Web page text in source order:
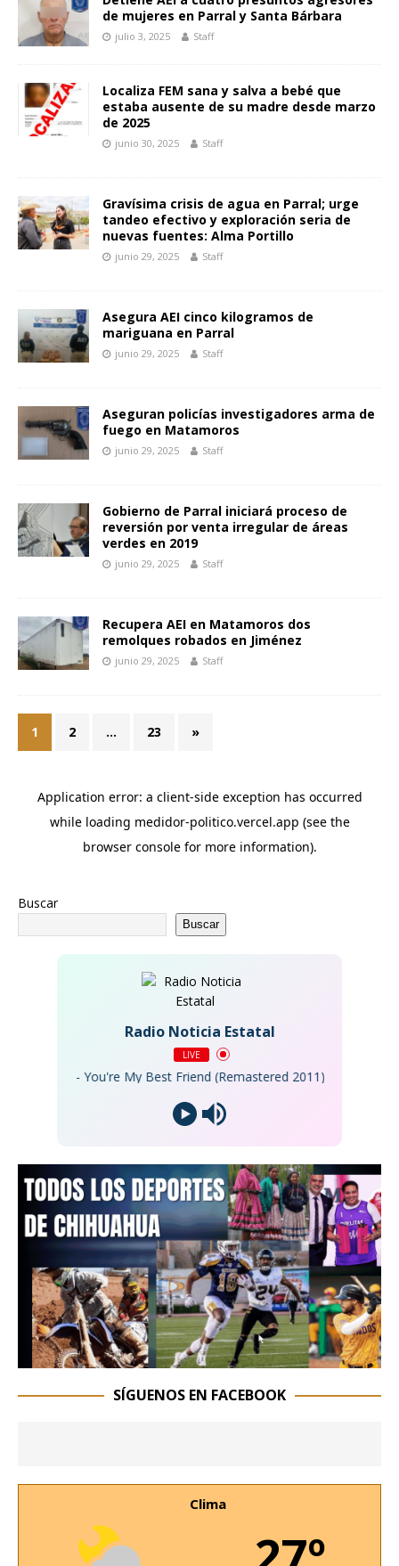
de mujeres en Parral y Santa Bárbara
julio 3, 2025 Staff
Localiza FEM sana y salva a bebé que
estaba ausente de su madre desde marzo
de 2025
junio 30, 2025 Staff
Gravísima crisis de agua en Parral; urge
tandeo efectivo y exploración seria de
nuevas fuentes: Alma Portillo
junio 29, 2025 Staff
Asegura AEI cinco kilogramos de
mariguana en Parral
junio 29, 2025 Staff
Aseguran policías investigadores arma de
fuego en Matamoros
junio 29, 2025 Staff
Gobierno de Parral iniciará proceso de
reversión por venta irregular de áreas
verdes en 2019
junio 29, 2025 Staff
Recupera AEI en Matamoros dos
remolques robados en Jiménez
junio 29, 2025 Staff
1 2 … 23 »
Buscar
Buscar
Radio Noticia Estatal
LIVE
Queen - You're My Best Friend (Remastered 2011)
SÍGUENOS EN FACEBOOK
Clima